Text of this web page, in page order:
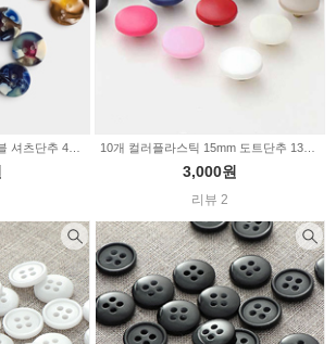
3,000원
리뷰 2